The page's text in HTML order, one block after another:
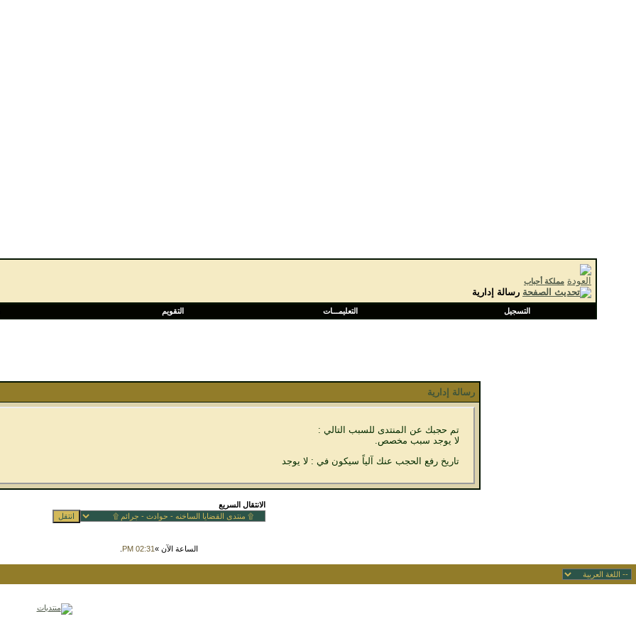
مملكة أحباب
رسالة إدارية
التسجيل التعليمـــات التقويم
رسالة إدارية
تم حجبك عن المنتدى للسبب التالي :
لا يوجد سبب مخصص.
تاريخ رفع الحجب عنك آلياً سيكون في : لا يوجد
الانتقال السريع
الساعة الآن »02:31 PM